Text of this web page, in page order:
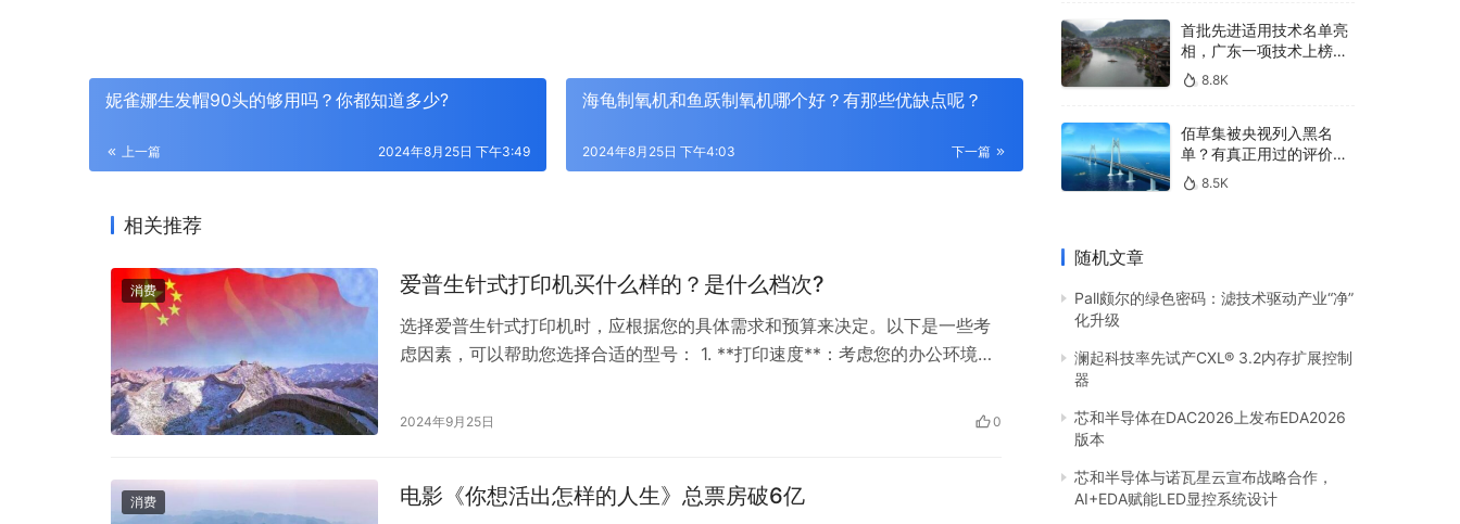
妮雀娜生发帽90头的够用吗？你都知道多少?
上一篇 2024年8月25日 下午3:49
海龟制氧机和鱼跃制氧机哪个好？有那些优缺点呢？
下一篇
2024年8月25日 下午4:03
相关推荐
消费 爱普生针式打印机买什么样的？是什么档次?
选择爱普生针式打印机时，应根据您的具体需求和预算来决定。以下是一些考
虑因素，可以帮助您选择合适的型号： 1. **打印速度**：考虑您的办公环境中
快的型号。 2. **复写能力**：如果需要打印多份副本，如发票、存折等，选择
2024年9月25日 0
消费 电影《你想活出怎样的人生》总票房破6亿
首批先进适用技术名单亮
相，广东一项技术上榜，
有何独特之处？
8.8K
佰草集被央视列入黑名
单？有真正用过的评价
吗？8.5K
随机文章
Pall颇尔的绿色密码：滤技术驱动产业“净”
化升级
澜起科技率先试产CXL® 3.2内存扩展控制
器
芯和半导体在DAC2026上发布EDA2026
版本
芯和半导体与诺瓦星云宣布战略合作，
AI+EDA赋能LED显控系统设计